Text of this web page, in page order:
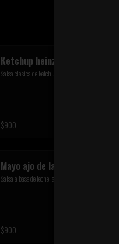
Ketchup heinz
Salsa clásica de kétchup americano
$900
Mayo ajo de la casa
Salsa a base de leche, aceite y ajos seleccionados
$900